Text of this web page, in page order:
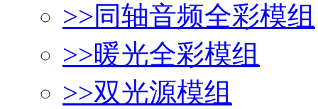
>>同轴音频全彩模组
>>暖光全彩模组
>>双光源模组